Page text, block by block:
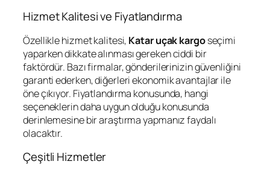
Hizmet Kalitesi ve Fiyatlandırma
Özellikle hizmet kalitesi, Katar uçak kargoseçimi
yaparken dikkate alınması gereken ciddi bir
faktördür. Bazı firmalar, gönderilerinizin güvenliğini
garanti ederken, diğerleri ekonomik avantajlar ile
öne çıkıyor. Fiyatlandırma konusunda, hangi
seçeneklerin daha uygun olduğu konusunda
derinlemesine bir araştırma yapmanız faydalı
olacaktır.
Çeşitli Hizmetler